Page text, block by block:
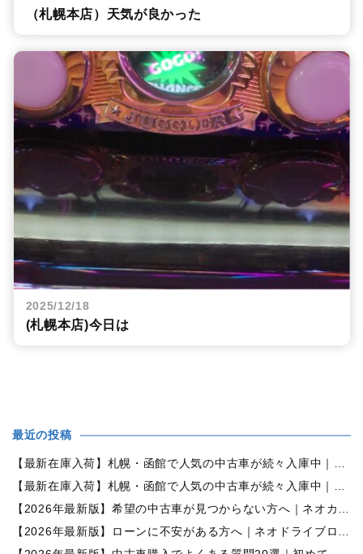
（札幌本店）天気が良かった
2025/12/18
(札幌本店)今日は
最近の投稿
【最新在庫入荷】札幌・函館で人気の中古車が続々入庫中｜早い者勝ち！【ダイハツ ミラココア660プラスX 4WD】
【最新在庫入荷】札幌・函館で人気の中古車が続々入庫中｜早い者勝ち！【ホンダ N-BOX660カスタムG Lパッケージ 4WD】
【2026年最新版】希望の中古車が見つからない方へ｜ネオカーオーダーで理想の一台を全国からお探しします
【2026年最新版】ローンに不安がある方へ｜ネオドライブローンの窓口で新しいカーライフをサポート